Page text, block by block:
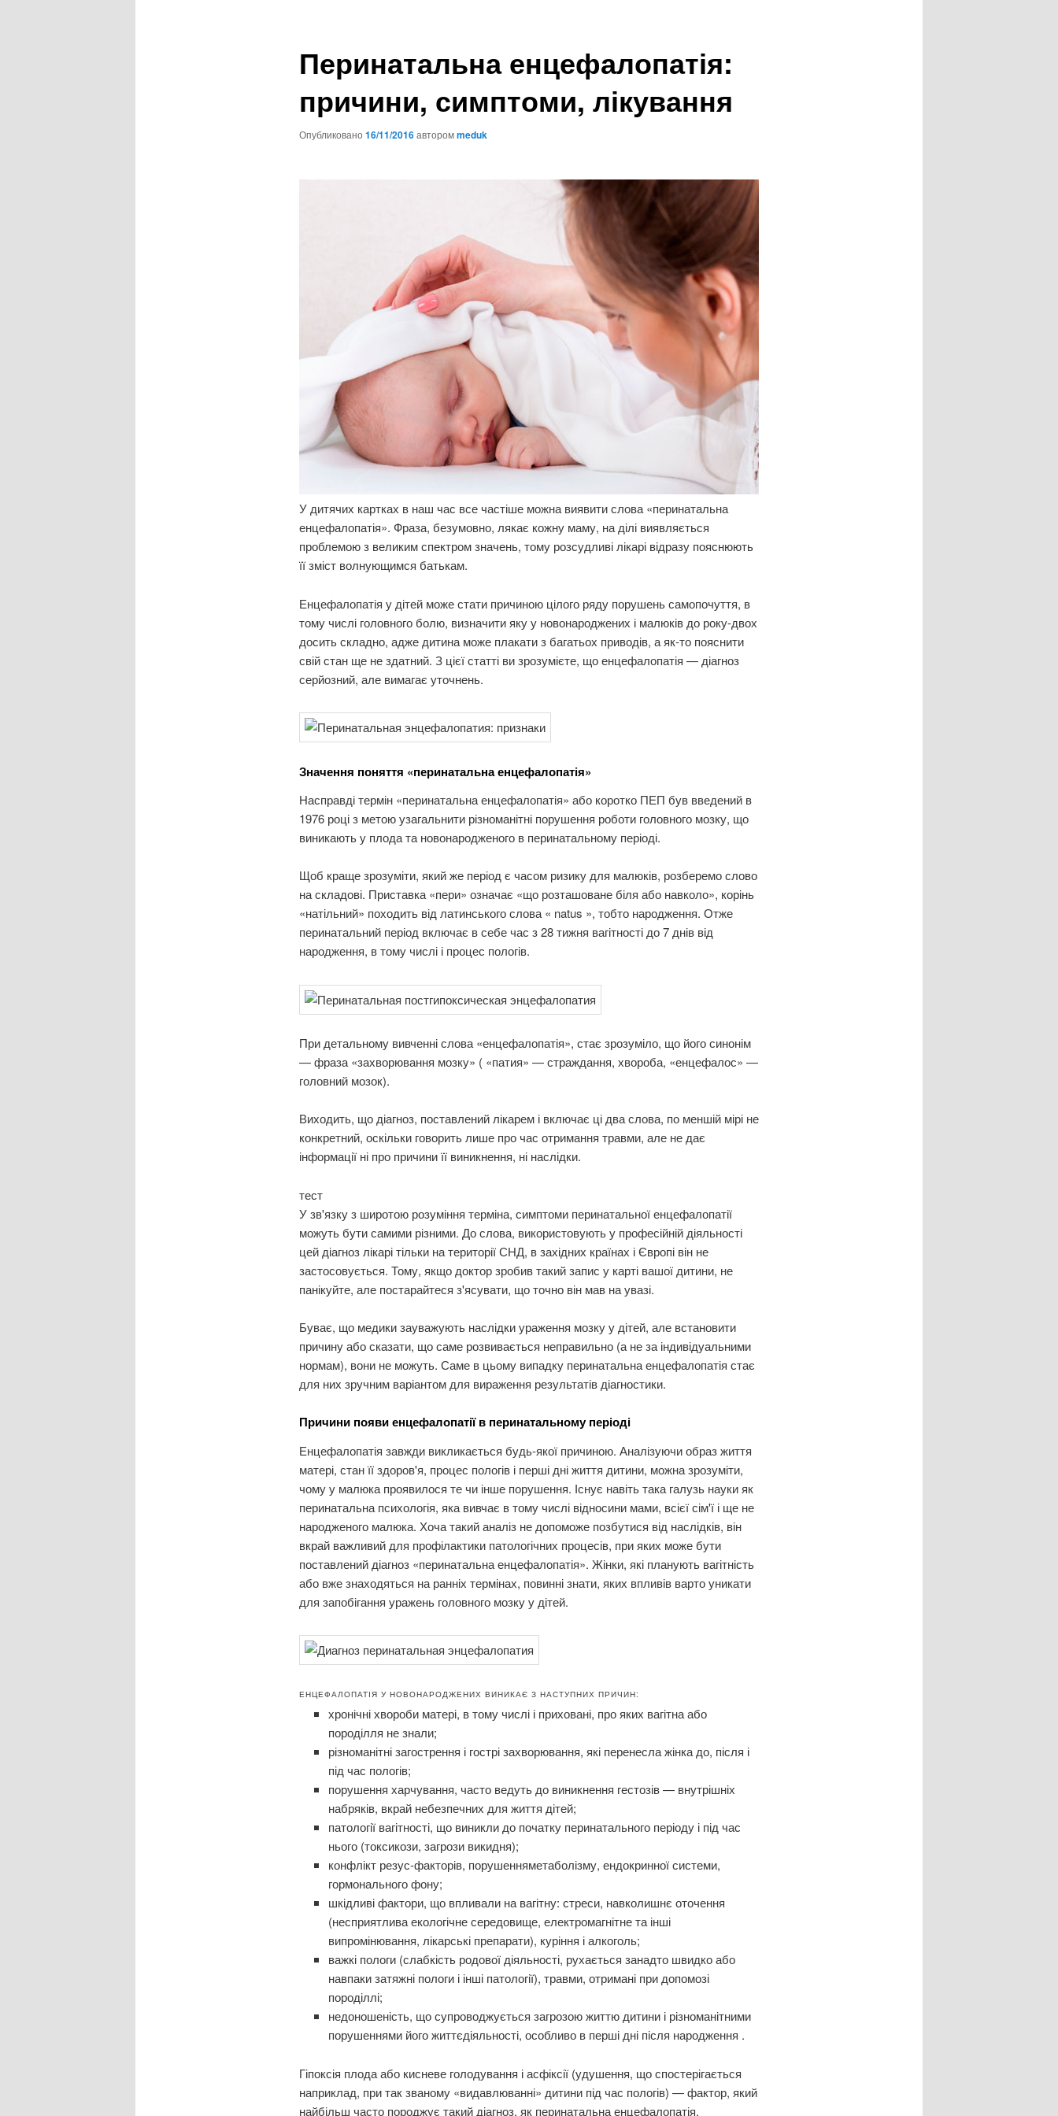
Перинатальна енцефалопатія:
причини, симптоми, лікування
Опубликовано 16/11/2016авторомmeduk
У дитячих картках в наш час все частіше можна виявити слова «перинатальна
енцефалопатія». Фраза, безумовно, лякає кожну маму, на ділі виявляється
проблемою з великим спектром значень, тому розсудливі лікарі відразу пояснюють
її зміст волнующимся батькам.
Енцефалопатія у дітей може стати причиною цілого ряду порушень самопочуття, в
тому числі головного болю, визначити яку у новонароджених і малюків до року-двох
досить складно, адже дитина може плакати з багатьох приводів, а як-то пояснити
свій стан ще не здатний. З цієї статті ви зрозумієте, що енцефалопатія — діагноз
серйозний, але вимагає уточнень.
Значення поняття «перинатальна енцефалопатія»
Насправді термін «перинатальна енцефалопатія» або коротко ПЕП був введений в
1976 році з метою узагальнити різноманітні порушення роботи головного мозку, що
виникають у плода та новонародженого в перинатальному періоді.
Щоб краще зрозуміти, який же період є часом ризику для малюків, розберемо слово
на складові. Приставка «пери» означає «що розташоване біля або навколо», корінь
«натільний» походить від латинського слова « natus », тобто народження. Отже
перинатальний період включає в себе час з 28 тижня вагітності до 7 днів від
народження, в тому числі і процес пологів.
При детальному вивченні слова «енцефалопатія», стає зрозуміло, що його синонім
— фраза «захворювання мозку» ( «патия» — страждання, хвороба, «енцефалос» —
головний мозок).
Виходить, що діагноз, поставлений лікарем і включає ці два слова, по меншій мірі не
конкретний, оскільки говорить лише про час отримання травми, але не дає
інформації ні про причини її виникнення, ні наслідки.
тест
У зв'язку з широтою розуміння терміна, симптоми перинатальної енцефалопатії
можуть бути самими різними. До слова, використовують у професійній діяльності
цей діагноз лікарі тільки на території СНД, в західних країнах і Європі він не
застосовується. Тому, якщо доктор зробив такий запис у карті вашої дитини, не
панікуйте, але постарайтеся з'ясувати, що точно він мав на увазі.
Буває, що медики зауважують наслідки ураження мозку у дітей, але встановити
причину або сказати, що саме розвивається неправильно (а не за індивідуальними
нормам), вони не можуть. Саме в цьому випадку перинатальна енцефалопатія стає
для них зручним варіантом для вираження результатів діагностики.
Причини появи енцефалопатії в перинатальному періоді
Енцефалопатія завжди викликається будь-якої причиною. Аналізуючи образ життя
матері, стан її здоров'я, процес пологів і перші дні життя дитини, можна зрозуміти,
чому у малюка проявилося те чи інше порушення. Існує навіть така галузь науки як
перинатальна психологія, яка вивчає в тому числі відносини мами, всієї сім'ї і ще не
народженого малюка. Хоча такий аналіз не допоможе позбутися від наслідків, він
вкрай важливий для профілактики патологічних процесів, при яких може бути
поставлений діагноз «перинатальна енцефалопатія». Жінки, які планують вагітність
або вже знаходяться на ранніх термінах, повинні знати, яких впливів варто уникати
для запобігання уражень головного мозку у дітей.
ЕНЦЕФАЛОПАТІЯ У НОВОНАРОДЖЕНИХ ВИНИКАЄ З НАСТУПНИХ ПРИЧИН:
хронічні хвороби матері, в тому числі і приховані, про яких вагітна або
породілля не знали;
різноманітні загострення і гострі захворювання, які перенесла жінка до, після і
під час пологів;
порушення харчування, часто ведуть до виникнення гестозів — внутрішніх
набряків, вкрай небезпечних для життя дітей;
патології вагітності, що виникли до початку перинатального періоду і під час
нього (токсикози, загрози викидня);
конфлікт резус-факторів, порушенняметаболізму, ендокринної системи,
гормонального фону;
шкідливі фактори, що впливали на вагітну: стреси, навколишнє оточення
(несприятлива екологічне середовище, електромагнітне та інші
випромінювання, лікарські препарати), куріння і алкоголь;
важкі пологи (слабкість родової діяльності, рухається занадто швидко або
навпаки затяжні пологи і інші патології), травми, отримані при допомозі
породіллі;
недоношеність, що супроводжується загрозою життю дитини і різноманітними
порушеннями його життєдіяльності, особливо в перші дні після народження .
Гіпоксія плода або кисневе голодування і асфіксії (удушення, що спостерігається
наприклад, при так званому «видавлюванні» дитини під час пологів) — фактор, який
найбільш часто породжує такий діагноз, як перинатальна енцефалопатія.